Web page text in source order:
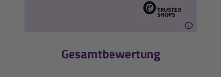
Gesamtbewertung